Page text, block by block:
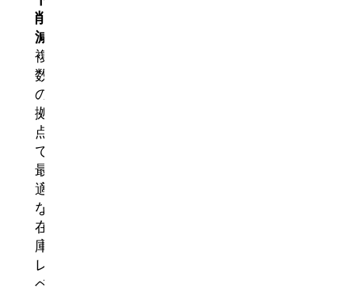
削
減
複
数
の
拠
点
で
最
適
な
在
庫
レ
ベ